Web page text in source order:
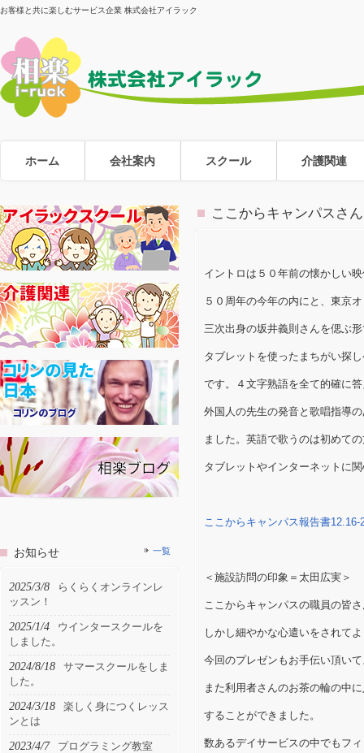
お客様と共に楽しむサービス企業 株式会社アイラック
ホーム 会社案内 スクール 介護関連
ここからキャンパスさ
イントロは５０年前の懐かしい
５０周年の今年の内にと、東京
三次出身の坂井義則さんを偲ぶ
タブレットを使ったまちがい探
です。４文字熟語を全て的確に
外国人の先生の発音と歌唱指導
ました。英語で歌うのは初めて
タブレットやインターネットに
ここからキャンパス報告書12.16-
＜施設訪問の印象＝太田広実＞
ここからキャンパスの職員の皆
しかし細やかな心遣いをされて
今回のプレゼンもお手伝い頂い
また利用者さんのお茶の輪の中
することができました。
数あるデイサービスの中でもフ
お知らせ 一覧
2025/3/8
らくらくオンラインレ
ッスン！
2025/1/4
ウインタースクールを
しました。
2024/8/18
サマースクールをしま
した。
2024/3/18
楽しく身につくレッス
ンとは
2023/4/7 プログラミング教室